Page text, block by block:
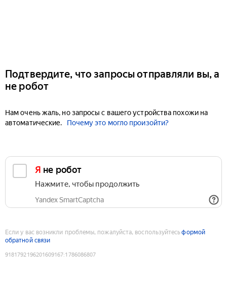
Подтвердите, что запросы отправляли вы, а
не робот
Нам очень жаль, но запросы с вашего устройства похожи на
автоматические.
Почему это могло произойти?
Я не робот
Нажмите, чтобы продолжить
Yandex SmartCaptcha
Если у вас возникли проблемы, пожалуйста, воспользуйтесьформой
обратной связи
9181792196201609167:1786086807